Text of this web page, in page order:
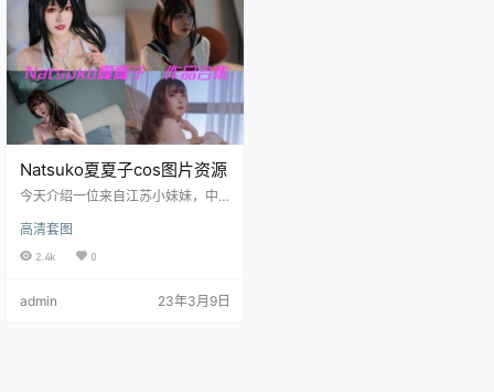
Natsuko夏夏子cos图片资源
今天介绍一位来自江苏小妹妹，中
出生于1998年2月24日，Coser、微
博网红、.
高清套图
2.4k 0
admin 23年3月9日